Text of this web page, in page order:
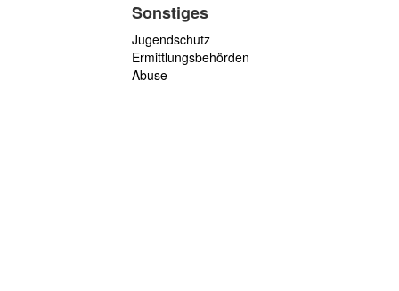
Sonstiges
Jugendschutz
Ermittlungsbehörden
Abuse